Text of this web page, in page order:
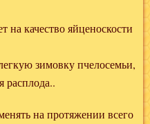
на качество яйценоскости
зимовку пчелосемьи,
расплода..
на протяжении всего